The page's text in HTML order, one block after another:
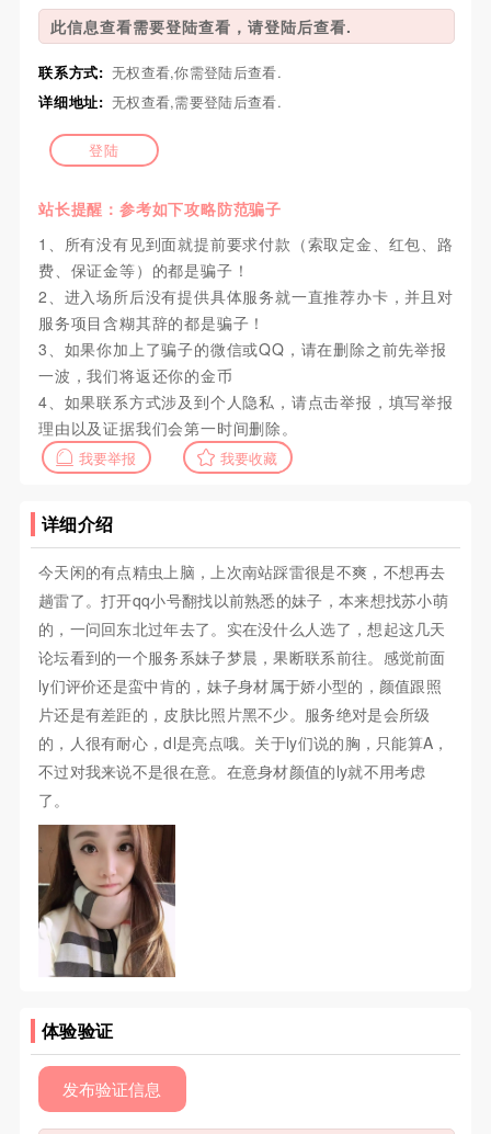
此信息查看需要登陆查看，请登陆后查看.
联系方式: 无权查看,你需登陆后查看.
详细地址: 无权查看,需要登陆后查看.
登陆
站长提醒：参考如下攻略防范骗子
1、所有没有见到面就提前要求付款（索取定金、红包、路
费、保证金等）的都是骗子！
2、进入场所后没有提供具体服务就一直推荐办卡，并且对
服务项目含糊其辞的都是骗子！
3、如果你加上了骗子的微信或QQ，请在删除之前先举报
一波，我们将返还你的金币
4、如果联系方式涉及到个人隐私，请点击举报，填写举报
理由以及证据我们会第一时间删除。
我要举报 我要收藏
详细介绍
今天闲的有点精虫上脑，上次南站踩雷很是不爽，不想再去
趟雷了。打开qq小号翻找以前熟悉的妹子，本来想找苏小萌
的，一问回东北过年去了。实在没什么人选了，想起这几天
论坛看到的一个服务系妹子梦晨，果断联系前往。感觉前面
ly们评价还是蛮中肯的，妹子身材属于娇小型的，颜值跟照
片还是有差距的，皮肤比照片黑不少。服务绝对是会所级
的，人很有耐心，dl是亮点哦。关于ly们说的胸，只能算A，
不过对我来说不是很在意。在意身材颜值的ly就不用考虑
了。
体验验证
发布验证信息